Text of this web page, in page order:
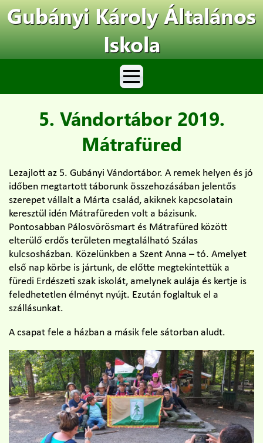
Gubányi Károly Általános
Iskola
5. Vándortábor 2019.
Mátrafüred
Lezajlott az 5. Gubányi Vándortábor. A remek helyen és jó
időben megtartott táborunk összehozásában jelentős
szerepet vállalt a Márta család, akiknek kapcsolatain
keresztül idén Mátrafüreden volt a bázisunk.
Pontosabban Pálosvörösmart és Mátrafüred között
elterülő erdős területen megtalálható Szálas
kulcsosházban. Közelünkben a Szent Anna – tó. Amelyet
első nap körbe is jártunk, de előtte megtekintettük a
füredi Erdészeti szak iskolát, amelynek aulája és kertje is
feledhetetlen élményt nyújt. Ezután foglaltuk el a
szállásunkat.
A csapat fele a házban a másik fele sátorban aludt.